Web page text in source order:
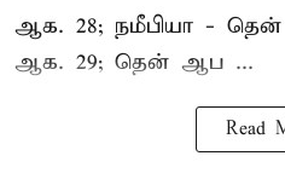
ஆக. 28; நமீபியா - தென்
ஆக. 29; தென் ஆப ...
Read